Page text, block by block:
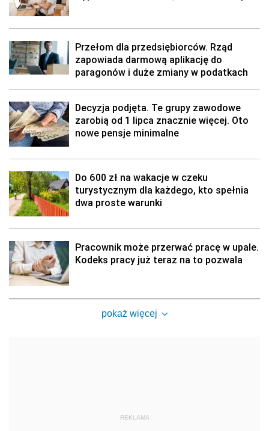
Przełom dla przedsiębiorców. Rząd
zapowiada darmową aplikację do
paragonów i duże zmiany w podatkach
Decyzja podjęta. Te grupy zawodowe
zarobią od 1 lipca znacznie więcej. Oto
nowe pensje minimalne
Do 600 zł na wakacje w czeku
turystycznym dla każdego, kto spełnia
dwa proste warunki
Pracownik może przerwać pracę w upale.
Kodeks pracy już teraz na to pozwala
pokaż więcej
REKLAMA